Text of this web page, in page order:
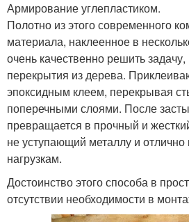
Армирование углепластиком.
Полотно из этого современного
материала, наклеенное в
очень качественно решить задачу,
перекрытия из дерева.
эпоксидным клеем, перекрывая
поперечными слоями. После
превращается в прочный и
не уступающий металлу и
нагрузкам.
Достоинство этого способа в
отсутствии необходимости в